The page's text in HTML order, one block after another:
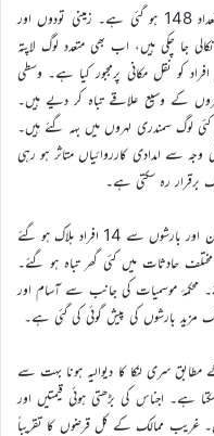
٭…فلپائن میں سمندری طوفان سے ہلاکتوں کی تعداد 148 ہو گئی ہے۔ زمینی تودوں اور
جا چکی ہیں، اب بھی متعدد لوگ لاپتہ
کو نقل مکانی پرمجبور کیا ہے۔ وسطی
کے وسیع علاقے تباہ کر دیے ہیں۔
لوگ سمندری لہروں میں بہہ گئے ہیں۔
سے امدادی کارروائیاں متاثر ہو رہی
برقرار رہ سکتی ہے۔
٭…بھارتی ریاست آسام میں گرج چمک کے طوفان اور بارشوں سے 14 افراد ہلاک ہو گئے
حادثات میں کئی گھر تباہ ہو گئے۔
محکمۂ موسمیات کی جانب سے آسام اور
مزید بارشوں کی پیش گوئی کی گئی ہے۔
سری لنکا کا دیوالیہ ہونا بہت سے
ہے۔ اجناس کی بڑھتی ہوئی قیمتیں اور
غریب ممالک کے کل قرضوں کا تقریباً